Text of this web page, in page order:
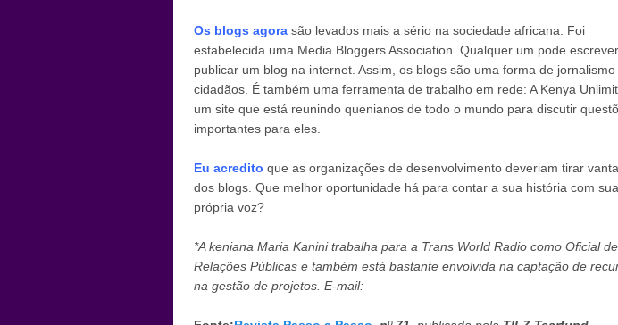
Os blogs agora são levados mais a sério na sociedade africana. Foi
estabelecida uma Media Bloggers Association. Qualquer um pode
publicar um blog na internet. Assim, os blogs são uma forma de jornalismo
cidadãos. É também uma ferramenta de trabalho em rede: A Kenya
um site que está reunindo quenianos de todo o mundo para discutir
importantes para eles.
Eu acredito que as organizações de desenvolvimento deveriam tirar
dos blogs. Que melhor oportunidade há para contar a sua história com sua
própria voz?
*A keniana Maria Kanini trabalha para a Trans World Radio como Oficial de
Relações Públicas e também está bastante envolvida na captação de
na gestão de projetos. E-mail: